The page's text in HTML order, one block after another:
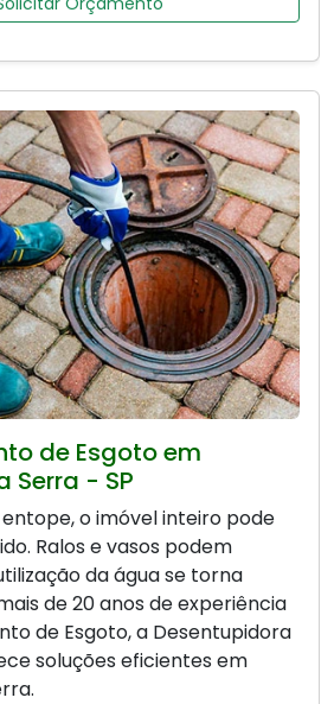
de Esgoto em
Serra - SP
o imóvel inteiro pode
Ralos e vasos podem
da água se torna
de 20 anos de experiência
de Esgoto, a Desentupidora
soluções eficientes em